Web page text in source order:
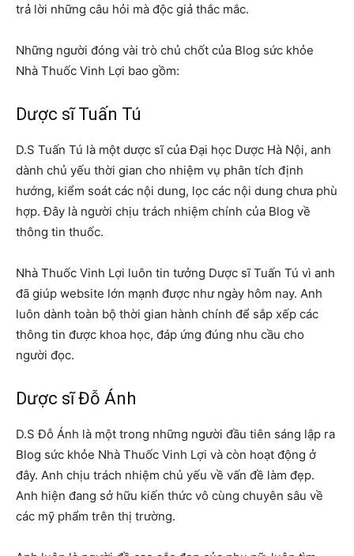
trả lời những câu hỏi mà độc giả thắc mắc.
Những người đóng vài trò chủ chốt của Blog sức khỏe
Nhà Thuốc Vinh Lợi bao gồm:
Dược sĩ Tuấn Tú
D.S Tuấn Tú là một dược sĩ của Đại học Dược Hà Nội, anh
dành chủ yếu thời gian cho nhiệm vụ phân tích định
hướng, kiểm soát các nội dung, lọc các nội dung chưa phù
hợp. Đây là người chịu trách nhiệm chính của Blog về
thông tin thuốc.
Nhà Thuốc Vinh Lợi luôn tin tưởng Dược sĩ Tuấn Tú vì anh
đã giúp website lớn mạnh được như ngày hôm nay. Anh
luôn dành toàn bộ thời gian hành chính để sắp xếp các
thông tin được khoa học, đáp ứng đúng nhu cầu cho
người đọc.
Dược sĩ Đỗ Ánh
D.S Đỗ Ánh là một trong những người đầu tiên sáng lập ra
Blog sức khỏe Nhà Thuốc Vinh Lợi và còn hoạt động ở
đây. Anh chịu trách nhiệm chủ yếu về vấn đề làm đẹp.
Anh hiện đang sở hữu kiến thức vô cùng chuyên sâu về
các mỹ phẩm trên thị trường.